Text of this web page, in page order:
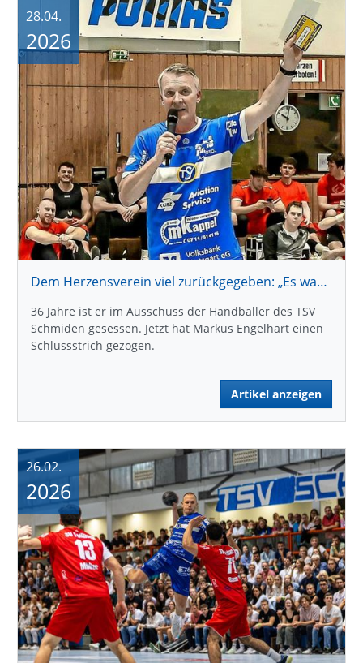
Dem Herzensverein viel zurückgegeben: „Es war eine super schöne Zeit“
36 Jahre ist er im Ausschuss der Handballer des TSV
Schmiden gesessen. Jetzt hat Markus Engelhart einen
Schlussstrich gezogen.
Artikel anzeigen
28.04.
2026
26.02.
2026